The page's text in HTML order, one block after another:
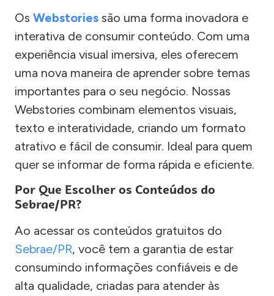
Os Webstories são uma forma inovadora e
interativa de consumir conteúdo. Com uma
experiência visual imersiva, eles oferecem
uma nova maneira de aprender sobre temas
importantes para o seu negócio. Nossas
Webstories combinam elementos visuais,
texto e interatividade, criando um formato
atrativo e fácil de consumir. Ideal para quem
quer se informar de forma rápida e eficiente.
Por Que Escolher os Conteúdos do
Sebrae/PR?
Ao acessar os conteúdos gratuitos do
Sebrae/PR, você tem a garantia de estar
consumindo informações confiáveis e de
alta qualidade, criadas para atender às